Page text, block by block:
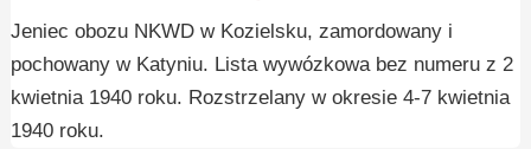
Jeniec obozu NKWD w Kozielsku, zamordowany i
pochowany w Katyniu. Lista wywózkowa bez numeru z 2
kwietnia 1940 roku. Rozstrzelany w okresie 4-7 kwietnia
1940 roku.